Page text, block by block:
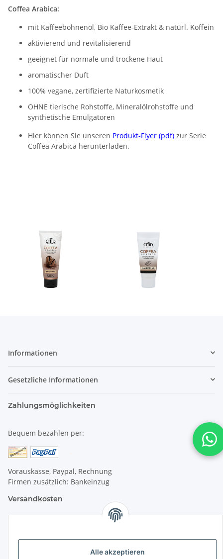
Alle akzeptieren
Coffea Arabica:
mit Kaffeebohnenöl, Bio Kaffee-Extrakt & natürl. Koffein
aktivierend und revitalisierend
geeignet für normale und trockene Haut
aromatischer Duft
100% vegane, zertifizierte Naturkosmetik
OHNE tierische Rohstoffe, Mineralölrohstoffe und
synthetische Emulgatoren
Hier können Sie unseren Produkt-Flyer (pdf) zur Serie
Coffea Arabica herunterladen.
Informationen
Gesetzliche Informationen
Zahlungsmöglichkeiten
Bequem bezahlen per:
Vorauskasse, Paypal, Rechnung
Firmen zusätzlich: Bankeinzug
Versandkosten
versandkostenfrei ab 25 € (darunter 6 €)